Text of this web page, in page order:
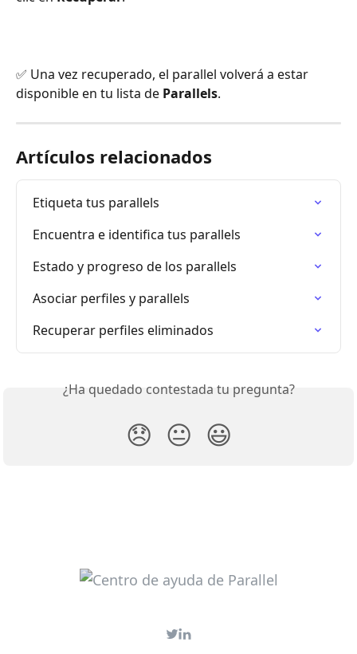
✅ Una vez recuperado, el parallel volverá a estar
disponible en tu lista de Parallels.
Artículos relacionados
Etiqueta tus parallels
Encuentra e identifica tus parallels
Estado y progreso de los parallels
Asociar perfiles y parallels
Recuperar perfiles eliminados
¿Ha quedado contestada tu pregunta?
😞 😐 😃